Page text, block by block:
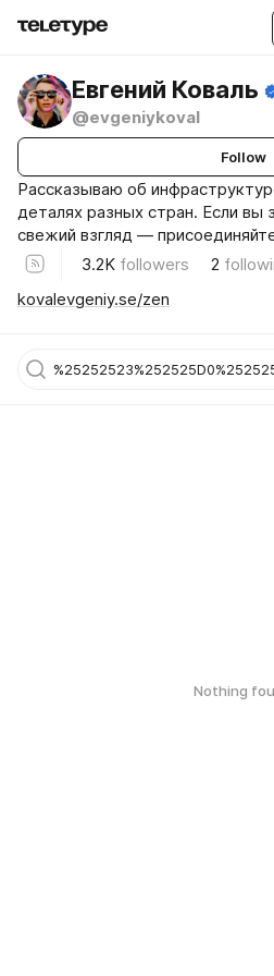
Евгений Коваль
@evgeniykoval
Follow
Рассказываю об
деталях разных стран. Если вы
свежий взгляд —
3.2K followers 2
kovalevgeniy.se/zen
Nothing